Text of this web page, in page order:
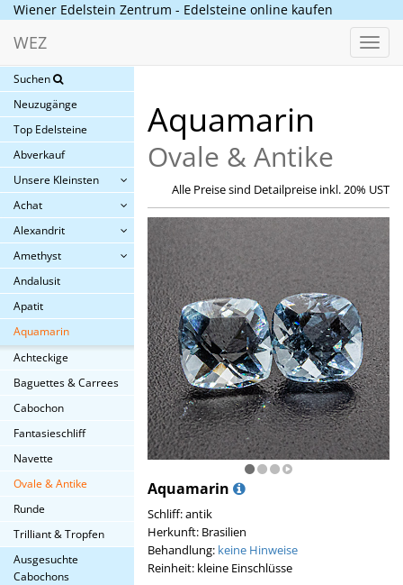
Wiener Edelstein Zentrum - Edelsteine online kaufen
WEZ
Suchen
Neuzugänge
Top Edelsteine
Abverkauf
Unsere Kleinsten
Achat
Alexandrit
Amethyst
Andalusit
Apatit
Aquamarin
Achteckige
Baguettes & Carrees
Cabochon
Fantasieschliff
Navette
Ovale & Antike
Runde
Trilliant & Tropfen
Ausgesuchte
Cabochons
Aquamarin
Ovale & Antike
Alle Preise sind Detailpreise inkl. 20% UST
Aquamarin
Schliff: antik
Herkunft: Brasilien
Behandlung: keine Hinweise
Reinheit: kleine Einschlüsse